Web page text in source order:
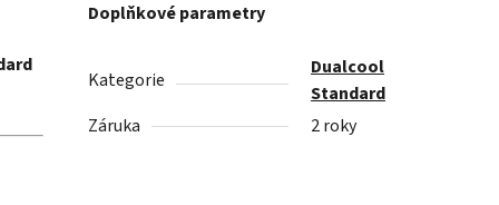
Doplňkové parametry
Kategorie
Dualcool
Standard
Záruka
2 roky